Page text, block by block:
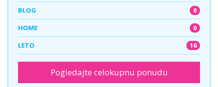
BLOG 0
HOME 0
LETO 16
Pogledajte celokupnu ponudu